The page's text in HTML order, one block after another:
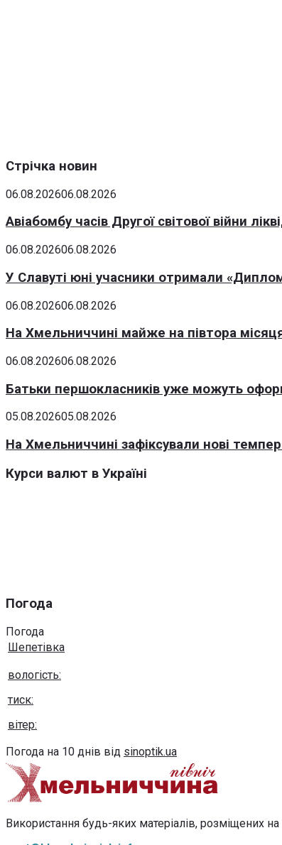
Стрічка новин
06.08.202606.08.2026
Авіабомбу часів Другої світової війни
06.08.202606.08.2026
У Славуті юні учасники отримали
06.08.202606.08.2026
На Хмельниччині майже на півтора
06.08.202606.08.2026
Батьки першокласників уже можуть
05.08.202605.08.2026
На Хмельниччині зафіксували нові
Курси валют в Україні
Погода
Погода
Шепетівка
вологість:
тиск:
вітер:
Погода на 10 днів від sinoptik.ua
Використання будь-яких матеріалів, розміщених